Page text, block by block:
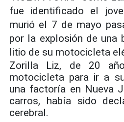
fue identificado el
murió el 7 de mayo
por la explosión de una
litio de su motocicleta
Zorilla Liz, de 20
motocicleta para ir a
una factoría en Nueva
carros, había sido
cerebral.